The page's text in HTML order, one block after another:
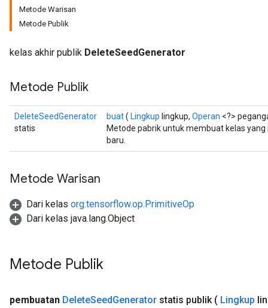
Metode Warisan
Metode Publik
kelas akhir publik DeleteSeedGenerator
Metode Publik
DeleteSeedGenerator
statis
buat( Lingkup lingkup, Operan <?>
Metode pabrik untuk membuat kelas
baru.
Metode Warisan
Dari kelas org.tensorflow.op.PrimitiveOp
Dari kelas java.lang.Object
Metode Publik
pembuatan DeleteSeedGenerator statis publik ( Lingkup